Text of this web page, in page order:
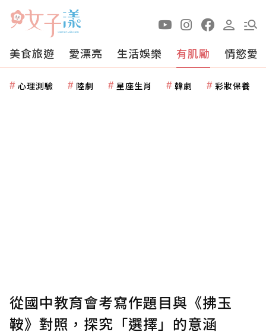
美食旅遊 愛漂亮 生活娛樂 有肌勵 情慾愛
心理測驗 陸劇 星座生肖 韓劇 彩妝保養
從國中教育會考寫作題目與《拂玉
鞍》對照，探究「選擇」的意涵